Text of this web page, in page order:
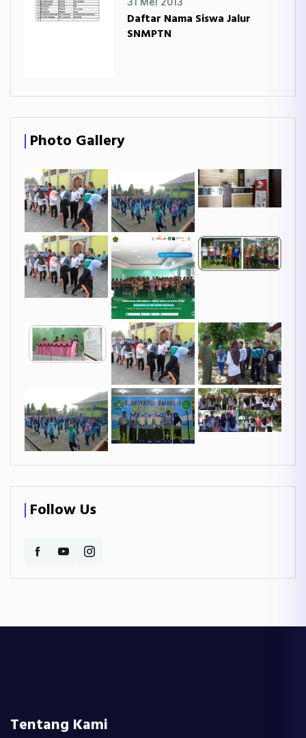
Daftar Nama Siswa Jalur
SNMPTN
Photo Gallery
Follow Us
Tentang Kami